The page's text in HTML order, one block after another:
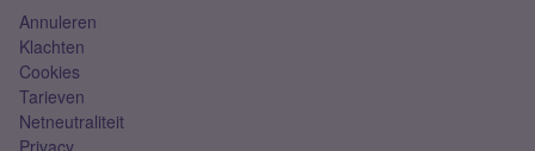
Annuleren
Klachten
Cookies
Tarieven
Netneutraliteit